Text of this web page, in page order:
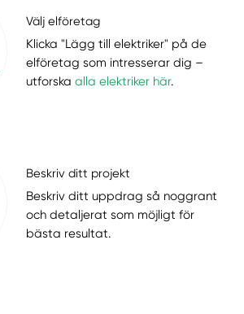
Välj elföretag
Klicka "Lägg till elektriker" på de
elföretag som intresserar dig –
utforskaalla elektriker här.
Beskriv ditt projekt
Beskriv ditt uppdrag så noggrant
och detaljerat som möjligt för
bästa resultat.